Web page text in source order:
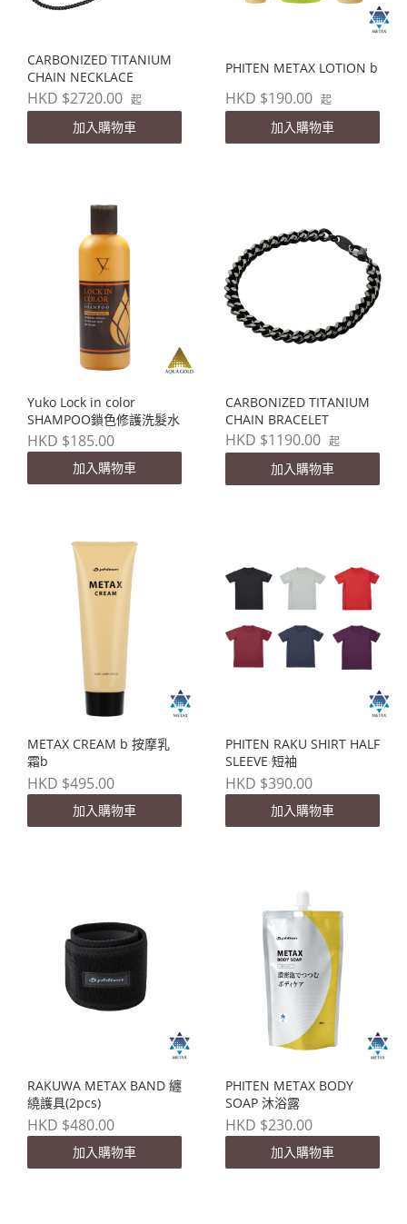
CARBONIZED TITANIUM
CHAIN NECKLACE
HKD $2720.00 起
加入購物車
PHITEN METAX LOTION b
HKD $190.00 起
加入購物車
Yuko Lock in color
SHAMPOO鎖色修護洗髮水
HKD $185.00
加入購物車
CARBONIZED TITANIUM
CHAIN BRACELET
HKD $1190.00 起
加入購物車
METAX CREAM b 按摩乳
霜b
HKD $495.00
加入購物車
PHITEN RAKU SHIRT HALF
SLEEVE 短袖
HKD $390.00
加入購物車
RAKUWA METAX BAND 纏
繞護具(2pcs)
HKD $480.00
加入購物車
PHITEN METAX BODY
SOAP 沐浴露
HKD $230.00
加入購物車